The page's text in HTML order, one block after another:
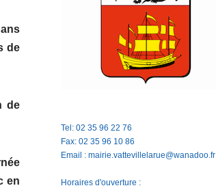
de
de
en
Tel: 02 35 96 22 76
Fax: 02 35 96 10 86
Email : mairie.vattevillelarue@wanadoo.fr
Horaires d'ouverture :